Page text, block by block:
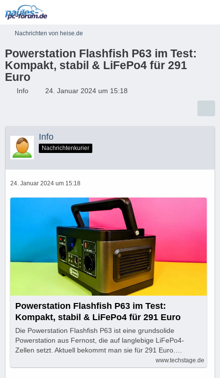
Nachrichten von heise.de
Powerstation Flashfish P63 im Test:
Kompakt, stabil & LiFePo4 für 291
Euro
Info 24. Januar 2024 um 15:18
Info
Nachrichtenkurier
24. Januar 2024 um 15:18
Powerstation Flashfish P63 im Test:
Kompakt, stabil & LiFePo4 für 291 Euro
Die Powerstation Flashfish P63 ist eine grundsolide
Powerstation aus Fernost, die auf langlebige LiFePo4-
Zellen setzt. Aktuell bekommt man sie für 291 Euro.…
www.techstage.de